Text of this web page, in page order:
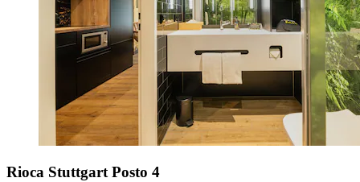
Rioca Stuttgart Posto 4